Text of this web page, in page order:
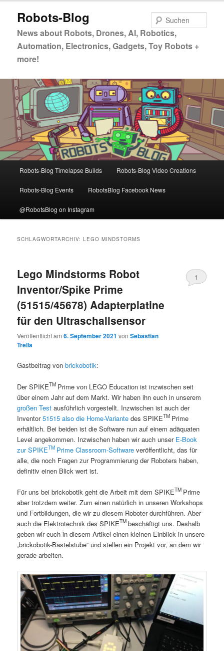
primären
springen
sekundären
springen
Robots-Blog
News about Robots, Drones, AI, Robotics,
Automation, Electronics, Gadgets, Toy Robots +
more!
Robots-Blog Timelapse Builds Robots-Blog Video Creations
Robots-Blog Events RobotsBlog Facebook News
@RobotsBlog on Instagram
SCHLAGWORTARCHIV:LEGO MINDSTORMS
Lego Mindstorms Robot
Inventor/Spike Prime
(51515/45678) Adapterplatine
für den Ultraschallsensor
Veröffentlicht am6. September 2021 vonSebastian
Trella
1
Gastbeitrag vonbrickobotik:
Der SPIKETM Prime von LEGO Education ist inzwischen seit
über einem Jahr auf dem Markt. Wir haben ihn euch in unserem
großen Test ausführlich vorgestellt. Inzwischen ist auch der
Inventor51515 also die Home-Variante des SPIKETM Prime
erhältlich. Bei beiden ist die Software nun auf einem adäquaten
Level angekommen. Inzwischen haben wir auch unserE-Book
zur SPIKETM Prime Classroom-Software veröffentlicht, das für
alle, die noch Fragen zur Programmierung der Roboters haben,
definitiv einen Blick wert ist.
Für uns bei brickobotik geht die Arbeit mit dem SPIKETM Prime
aber trotzdem weiter. Zum einen natürlich in unseren Workshops
und Fortbildungen, die wir zu diesem Roboter durchführen. Aber
auch die Elektrotechnik des SPIKETMbeschäftigt uns. Deshalb
geben wir euch in diesem Artikel einen kleinen Einblick in unsere
„brickobotik-Bastelstube“ und stellen ein Projekt vor, an dem wir
gerade arbeiten.